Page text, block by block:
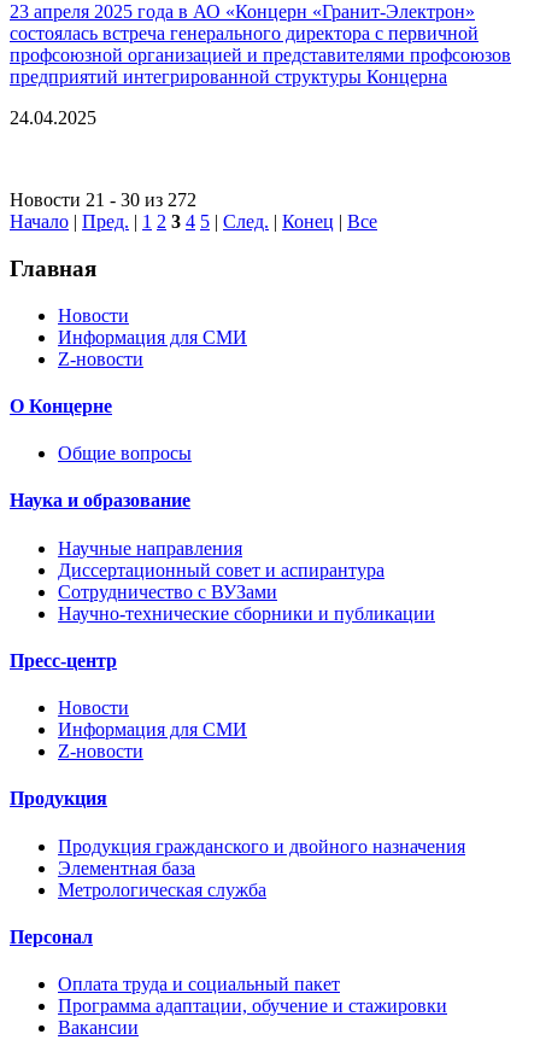
23 апреля 2025 года в АО «Концерн «Гранит-Электрон»
состоялась встреча генерального директора с первичной
профсоюзной организацией и представителями профсоюзов
предприятий интегрированной структуры Концерна
24.04.2025
Новости 21 - 30 из 272
Начало | Пред. | 1 2 3 4 5 | След. | Конец | Все
Главная
Новости
Информация для СМИ
Z-новости
О Концерне
Общие вопросы
Наука и образование
Научные направления
Диссертационный совет и аспирантура
Сотрудничество с ВУЗами
Научно-технические сборники и публикации
Пресс-центр
Новости
Информация для СМИ
Z-новости
Продукция
Продукция гражданского и двойного назначения
Элементная база
Метрологическая служба
Персонал
Оплата труда и социальный пакет
Программа адаптации, обучение и стажировки
Вакансии